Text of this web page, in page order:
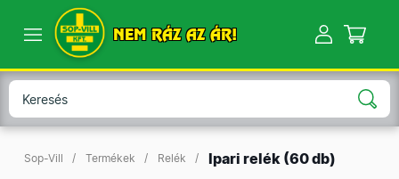
NEM RÁZ AZ ÁR!
Sop-Vill Termékek Relék Ipari relék (60 db)